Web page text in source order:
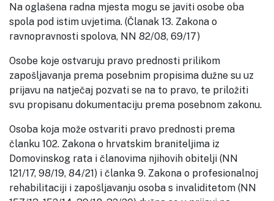
Na oglašena radna mjesta mogu se javiti osobe oba
spola pod istim uvjetima. (Članak 13. Zakona o
ravnopravnosti spolova, NN 82/08, 69/17)
Osobe koje ostvaruju pravo prednosti prilikom
zapošljavanja prema posebnim propisima dužne su uz
prijavu na natječaj pozvati se na to pravo, te priložiti
svu propisanu dokumentaciju prema posebnom zakonu.
Osoba koja može ostvariti pravo prednosti prema
članku 102. Zakona o hrvatskim braniteljima iz
Domovinskog rata i članovima njihovih obitelji (NN
121/17, 98/19, 84/21) i članka 9. Zakona o profesionalnoj
rehabilitaciji i zapošljavanju osoba s invaliditetom (NN